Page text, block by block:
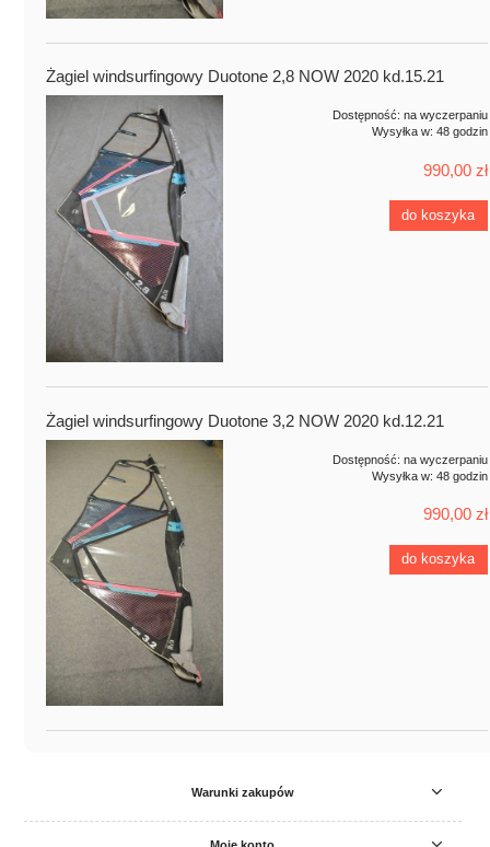
Żagiel windsurfingowy Duotone 2,8 NOW 2020 kd.15.21
Dostępność: na wyczerpaniu
Wysyłka w: 48 godzin
990,00 zł
do koszyka
Żagiel windsurfingowy Duotone 3,2 NOW 2020 kd.12.21
Dostępność: na wyczerpaniu
Wysyłka w: 48 godzin
990,00 zł
do koszyka
Warunki zakupów